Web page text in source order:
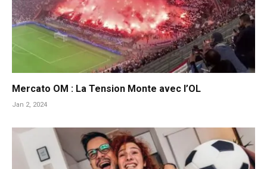
Mercato OM : La Tension Monte avec l’OL
Jan 2, 2024